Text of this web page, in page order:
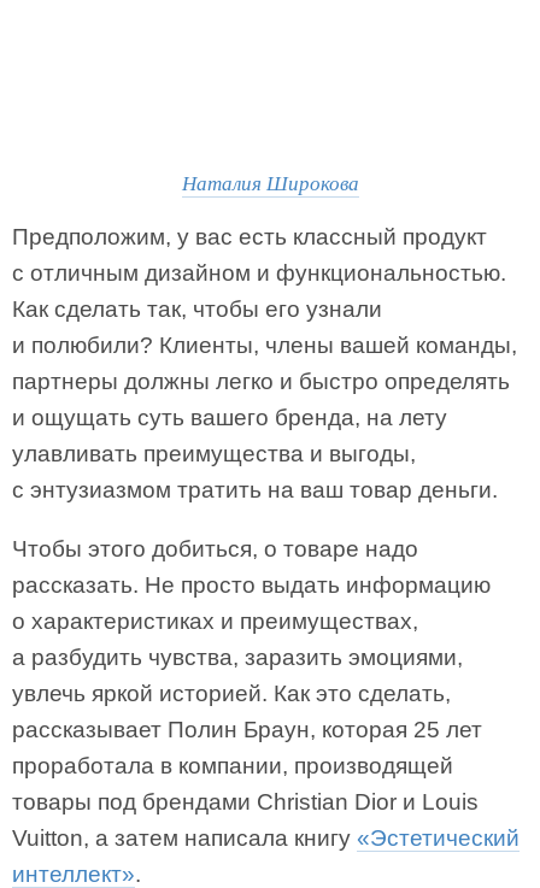
Наталия Широкова
Предположим, у вас есть классный продукт
с отличным дизайном и функциональностью.
Как сделать так, чтобы его узнали
и полюбили? Клиенты, члены вашей команды,
партнеры должны легко и быстро определять
и ощущать суть вашего бренда, на лету
улавливать преимущества и выгоды,
с энтузиазмом тратить на ваш товар деньги.
Чтобы этого добиться, о товаре надо
рассказать. Не просто выдать информацию
о характеристиках и преимуществах,
а разбудить чувства, заразить эмоциями,
увлечь яркой историей. Как это сделать,
рассказывает Полин Браун, которая 25 лет
проработала в компании, производящей
товары под брендами Christian Dior и Louis
Vuitton, а затем написала книгу «Эстетический
интеллект».